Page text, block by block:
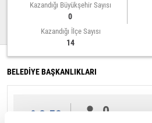
Kazandığı Büyükşehir Sayısı
0
Kazandığı İlçe Sayısı
14
BELEDİYE BAŞKANLIKLARI
%0.59 0